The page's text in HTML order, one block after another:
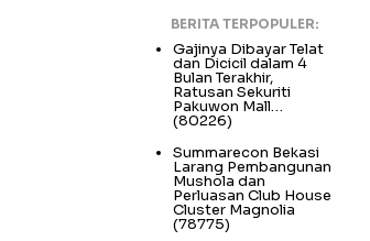
BERITA TERPOPULER:
Gajinya Dibayar Telat
dan Dicicil dalam 4
Bulan Terakhir,
Ratusan Sekuriti
Pakuwon Mall…
(80226)
Summarecon Bekasi
Larang Pembangunan
Mushola dan
Perluasan Club House
Cluster Magnolia
(78775)